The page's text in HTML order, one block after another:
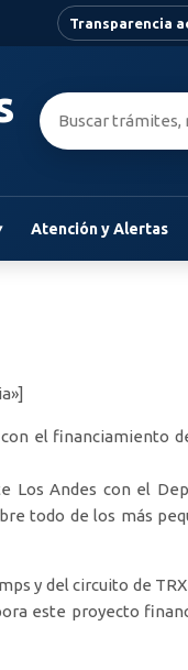
Transparencia
Buscar:
Atención y Alertas
el financiamiento
Los Andes con el
todo de los más
y del circuito de
este proyecto